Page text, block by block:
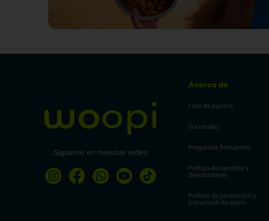
¡Síguenos en nuestras redes!
Acerca de
Club de puntos
Sucursales
Preguntas frecuentes
Política de cambios y
devoluciones
Política de protección y
privacidad de datos